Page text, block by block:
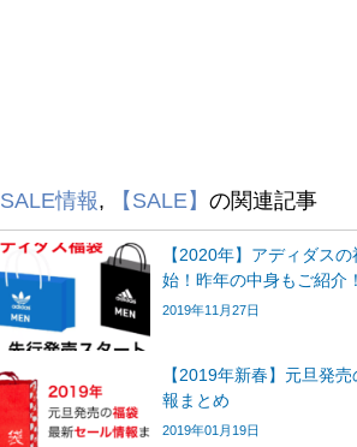
SALE情報, 【SALE】の関連記事
【2020年】アディダス
始！昨年の中身もご紹介！
2019年11月27日
【2019年新春】元旦発
報まとめ
2019年01月19日